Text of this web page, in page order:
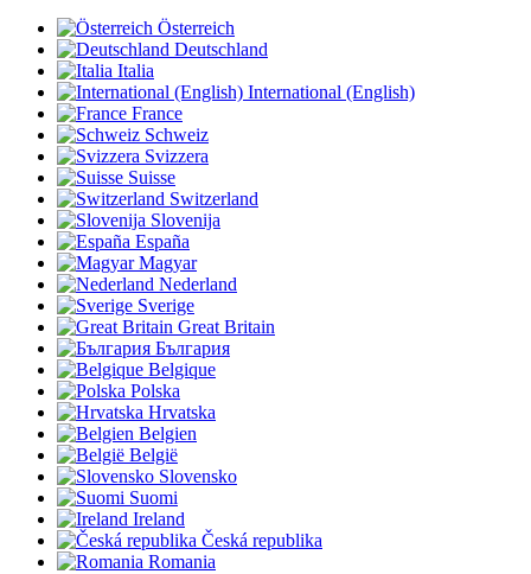
Österreich
Deutschland
Italia
International (English)
France
Schweiz
Svizzera
Suisse
Switzerland
Slovenija
España
Magyar
Nederland
Sverige
Great Britain
България
Belgique
Polska
Hrvatska
Belgien
België
Slovensko
Suomi
Ireland
Česká republika
Romania